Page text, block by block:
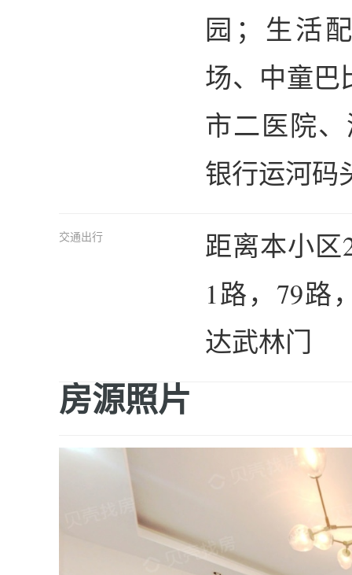
园；生活
场、中童巴
市二医院
银行运河码
交通出行
距离本小区
1路，79路
达武林门
房源照片